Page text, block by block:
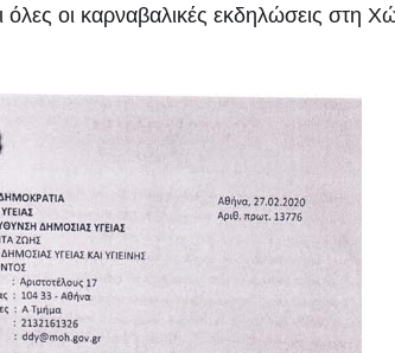
όλες οι καρναβαλικές εκδηλώσεις στη